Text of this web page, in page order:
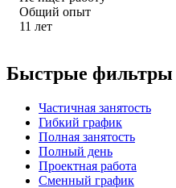
Общий опыт
11 лет
Быстрые фильтры
Частичная занятость
Гибкий график
Полная занятость
Полный день
Проектная работа
Сменный график